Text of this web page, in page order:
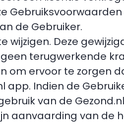
Gebruiksvoorwaarden
de Gebruiker.
wijzigen. Deze
terugwerkende
om ervoor te zorgen
app. Indien de
van de
aanvaarding van de